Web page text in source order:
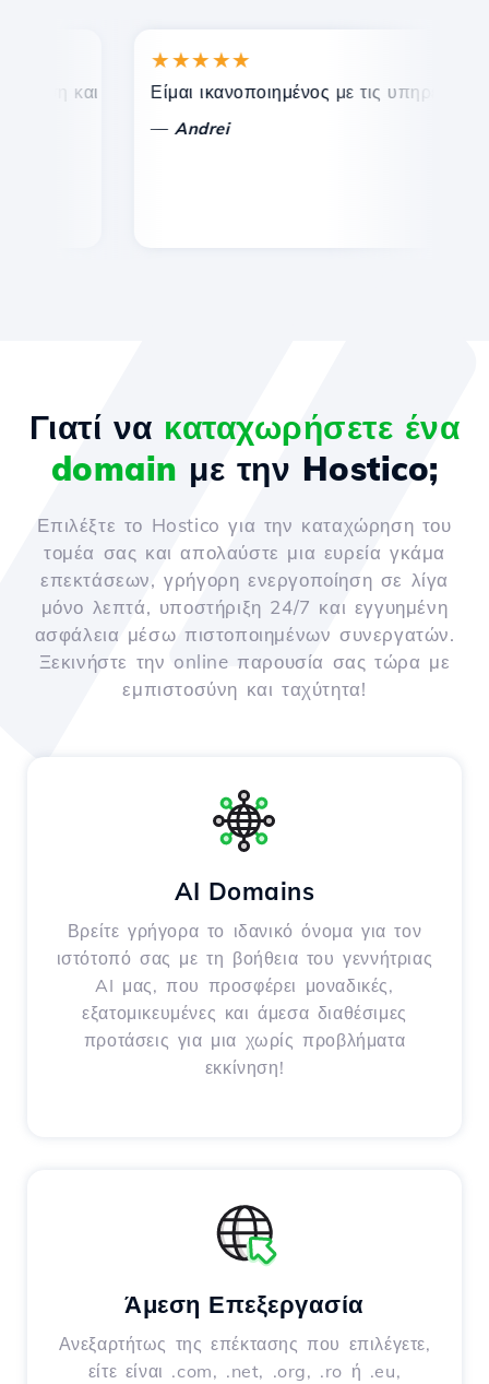
και αποτελεσματική τεχνική υποστήριξη.
★★★★★
Είμαι ικανοποιημένος με τις υπηρεσίες
Andrei
Γιατί να καταχωρήσετε ένα
domain με την Hostico;
Επιλέξτε το Hostico για την καταχώρηση του
τομέα σας και απολαύστε μια ευρεία γκάμα
επεκτάσεων, γρήγορη ενεργοποίηση σε λίγα
μόνο λεπτά, υποστήριξη 24/7 και εγγυημένη
ασφάλεια μέσω πιστοποιημένων συνεργατών.
Ξεκινήστε την online παρουσία σας τώρα με
εμπιστοσύνη και ταχύτητα!
AI Domains
Βρείτε γρήγορα το ιδανικό όνομα για τον
ιστότοπό σας με τη βοήθεια του γεννήτριας
AI μας, που προσφέρει μοναδικές,
εξατομικευμένες και άμεσα διαθέσιμες
προτάσεις για μια χωρίς προβλήματα
εκκίνηση!
Άμεση Επεξεργασία
Ανεξαρτήτως της επέκτασης που επιλέγετε,
είτε είναι .com, .net, .org, .ro ή .eu,